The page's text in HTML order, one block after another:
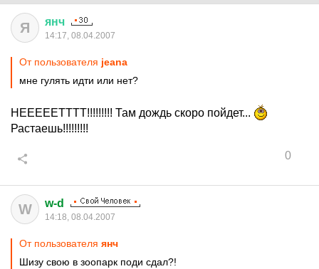
Я янч
14:17, 08.04.2007
От пользователя jeana
мне гулять идти или нет?
НЕЕЕЕЕТТТТ!!!!!!!!! Там дождь скоро пойдет...
Растаешь!!!!!!!!!
0
W w-d
14:18, 08.04.2007
От пользователя янч
Шизу свою в зоопарк поди сдал?!